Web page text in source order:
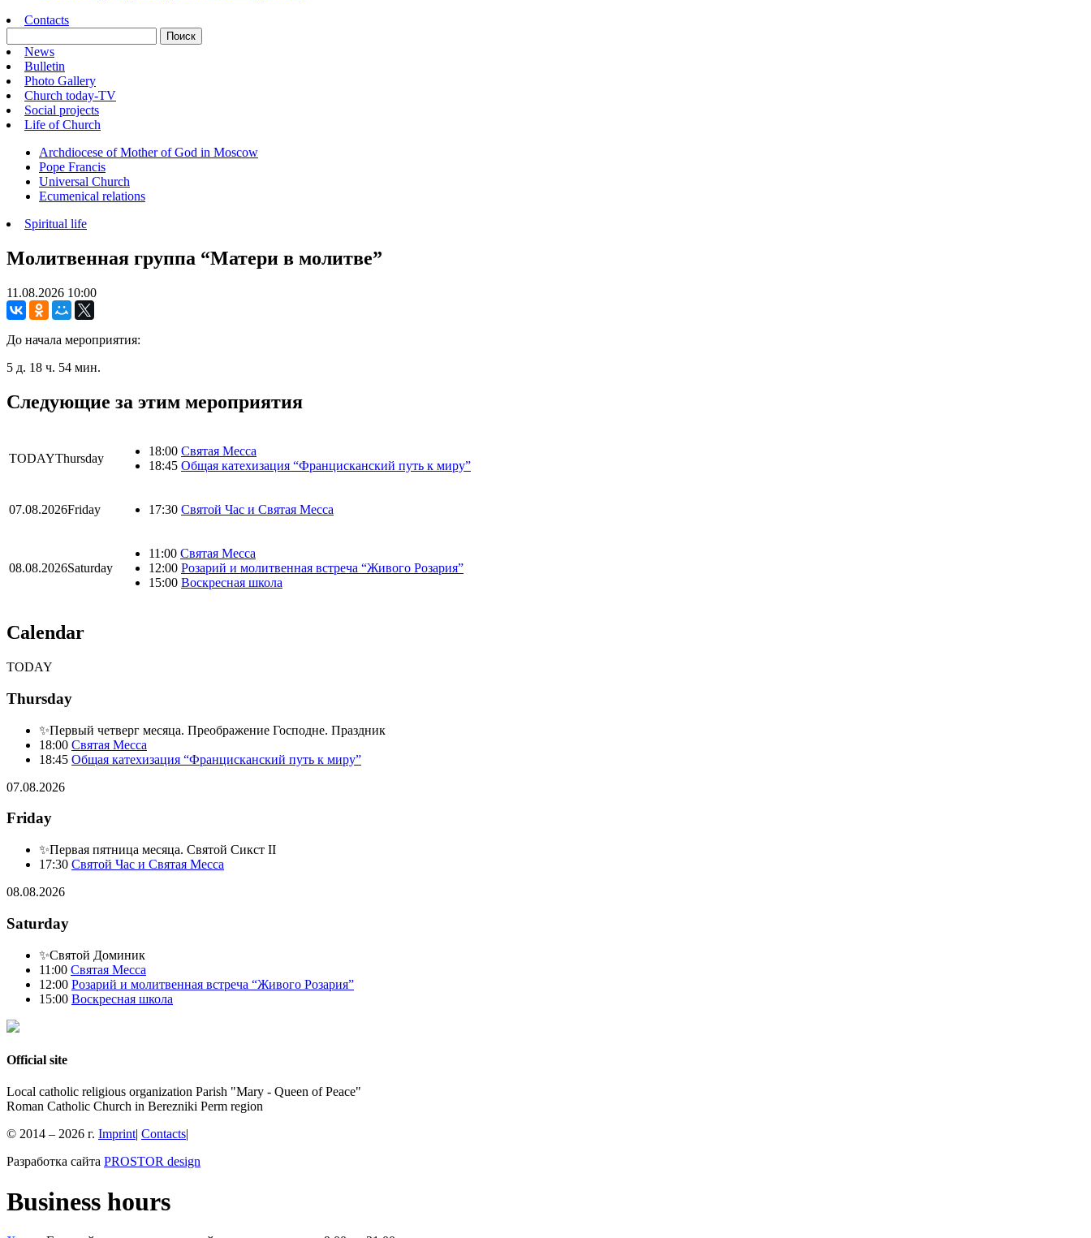
Contacts
News
Bulletin
Photo Gallery
Church today-TV
Social projects
Life of Church
Archdiocese of Mother of God in Moscow
Pope Francis
Universal Church
Ecumenical relations
Spiritual life
Молитвенная группа “Матери в молитве”
11.08.2026 10:00
До начала мероприятия:
5 д. 18 ч. 54 мин.
Следующие за этим мероприятия
TODAYThursday
18:00 Святая Месса
18:45 Общая катехизация “Францисканский путь к миру”
07.08.2026Friday 17:30 Святой Час и Святая Месса
08.08.2026Saturday
11:00 Святая Месса
12:00 Розарий и молитвенная встреча “Живого Розария”
15:00 Воскресная школа
Calendar
TODAY
Thursday
✨Первый четверг месяца. Преображение Господне. Праздник
18:00 Святая Месса
18:45 Общая катехизация “Францисканский путь к миру”
07.08.2026
Friday
✨Первая пятница месяца. Святой Сикст II
17:30 Святой Час и Святая Месса
08.08.2026
Saturday
✨Святой Доминик
11:00 Святая Месса
12:00 Розарий и молитвенная встреча “Живого Розария”
15:00 Воскресная школа
Official site
Local catholic religious organization Parish "Mary - Queen of Peace"
Roman Catholic Church in Berezniki Perm region
© 2014 – 2026 г. Imprint| Contacts|
Разработка сайта PROSTOR design
Business hours